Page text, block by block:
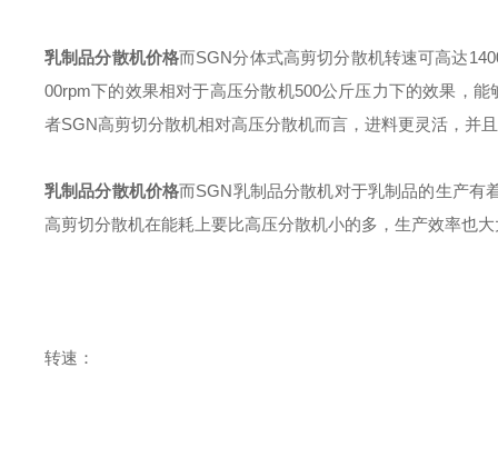
乳制品分散机价格而SGN分体式高剪切分散机转速可高达
00rpm下的效果相对于高压分散机500公斤压力下的效果，
者SGN高剪切分散机相对高压分散机而言，进料更灵活，并
乳制品分散机价格而SGN乳制品分散机对于乳制品的生产有
高剪切分散机在能耗上要比高压分散机小的多，生产效率也
转速：